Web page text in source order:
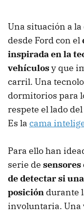
Una situación a
desde Ford con el
inspirada en la
vehículosy que
carril. Una
dormitorios para
respete el lado
Es la cama
Para ello han
serie de sensores
de detectar si
posición durante
involuntaria. Una